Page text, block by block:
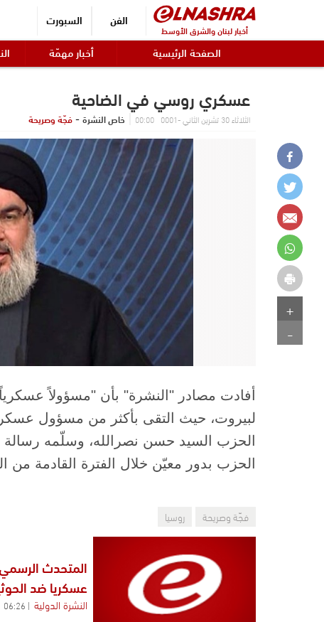
أخبار لبنان والشرق الأوسط
الفن السبورت
الصفحة الرئيسية أخبار مهمّة
+
-
عسكري روسي في الضاحية
الثلاثاء 30 تشرين الثاني -0001 00:00 خاص النشرة - فجّة وصريحة
أفادت مصادر "النشرة" بأن "مسؤولاً عسكرياً ​
لبيروت، حيث التقى بأكثر من مسؤول
الحزب السيد حسن نصرالله، وسلّمه رسالة
الحزب بدور معيّن خلال الفترة القادمة
فجّة وصريحة روسيا
المتحدث
عسكريا ضد
النشرة الدولية 06:26